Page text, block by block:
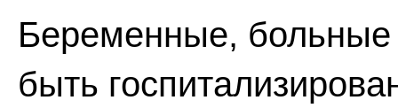
Беременные,
быть